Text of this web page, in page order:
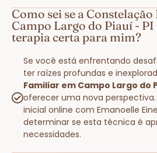
Como sei se a
Campo Largo do Piauí - PI
terapia certa para mim?
Se você está enfrentando
ter raízes profundas e
Familiar em Campo Largo do
oferecer uma nova
inicial online com Emanoelle
determinar se esta técnica é
necessidades.